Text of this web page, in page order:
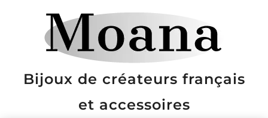
Bijoux de créateurs français
et accessoires